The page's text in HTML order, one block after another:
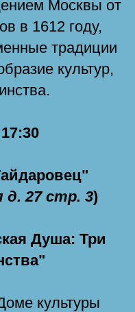
Москвы от
в 1612 году,
традиции
культур,
д. 27 стр. 3)
Душа: Три
культуры